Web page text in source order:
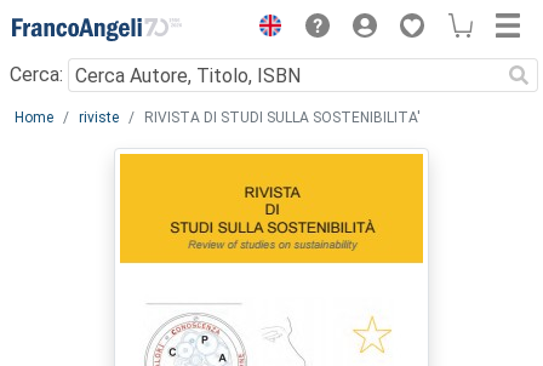
Menu
Cerca:
Main content
Home riviste RIVISTA DI STUDI SULLA SOSTENIBILITA'